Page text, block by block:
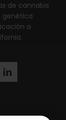
de cannabis
genética
a